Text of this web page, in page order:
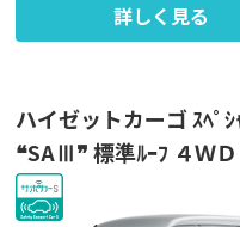
詳しく見る
ハイゼットカーゴ ｽﾍﾟｼ
❝SAⅢ❞ 標準ﾙｰﾌ ４ＷＤ